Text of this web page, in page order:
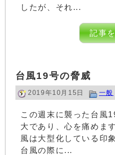
したが、それ...
記事
台風19号の脅威
2019年10月15日 一般
この週末に襲った台風
大であり、心を痛めま
風は大型化している印
台風の際に...